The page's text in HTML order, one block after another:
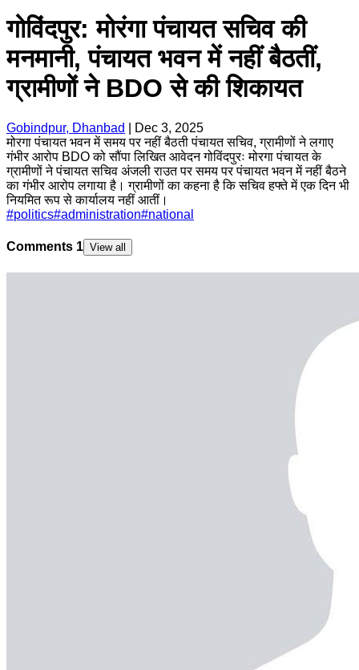
गोविंदपुर: मोरंगा पंचायत सचिव की
मनमानी, पंचायत भवन में नहीं बैठतीं,
ग्रामीणों ने BDO से की शिकायत
Gobindpur, Dhanbad
Dec 3, 2025
मोरगा पंचायत भवन में समय पर नहीं बैठती पंचायत सचिव, ग्रामीणों ने लगाए
गंभीर आरोप BDO को सौंपा लिखित आवेदन गोविंदपुरः मोरगा पंचायत के
ग्रामीणों ने पंचायत सचिव अंजली राउत पर समय पर पंचायत भवन में नहीं बैठने
का गंभीर आरोप लगाया है। ग्रामीणों का कहना है कि सचिव हफ्ते में एक दिन भी
नियमित रूप से कार्यालय नहीं आतीं।
#politics#administration#national
Comments 1 View all